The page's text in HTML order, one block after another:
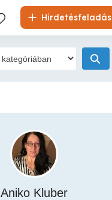
Hirdetésfeladás
Aniko Kluber